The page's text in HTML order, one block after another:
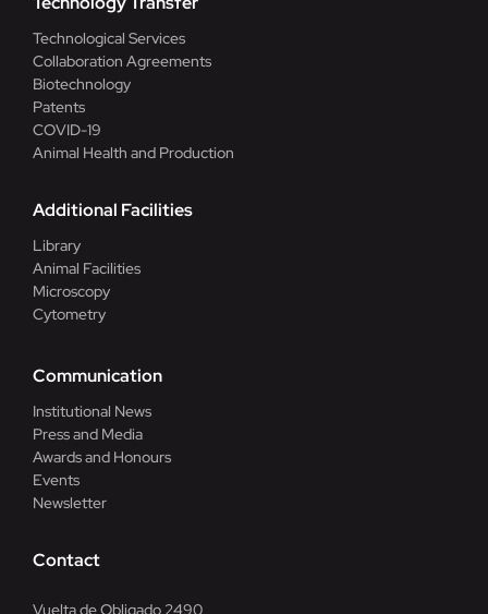
Technological Services
Collaboration Agreements
Biotechnology
Patents
COVID-19
Animal Health and Production
Additional Facilities
Library
Animal Facilities
Microscopy
Cytometry
Communication
Institutional News
Press and Media
Awards and Honours
Events
Newsletter
Contact